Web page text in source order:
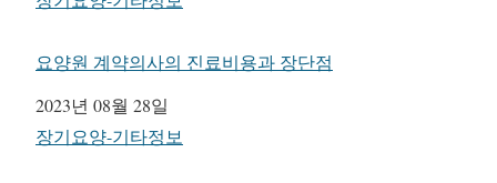
요양원 계약의사의 진료비용과 장단점
일자
2023년 08월 28일
관련 항목
장기요양-기타정보